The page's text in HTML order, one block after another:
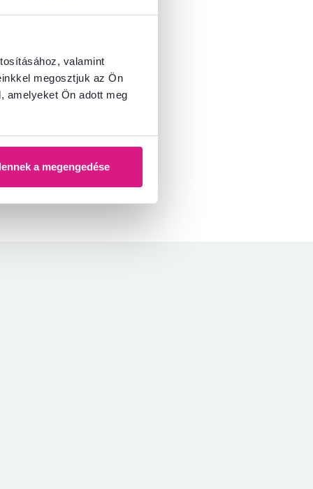
valamint
megosztjuk az Ön
amelyeket Ön adott meg
a megengedése